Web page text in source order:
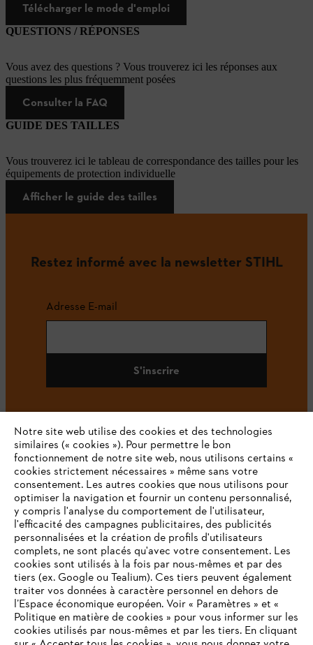
Télécharger le mode d'emploi
QUESTIONS / RÉPONSES
Vous avez des questions ? Vous trouverez ici les réponses aux
questions les plus fréquemment posées
Consulter la FAQ
GUIDE DES TAILLES
Vous trouverez ici le tableau de correspondance des tailles pour les
équipements de protection individuelle
Afficher le guide des tailles
Restez informé avec la newsletter STIHL
Adresse E-mail
S'inscrire
#STIHL
L'Entreprise
STIHL FAQ
Notre site web utilise des cookies et des technologies
similaires (« cookies »). Pour permettre le bon
fonctionnement de notre site web, nous utilisons certains «
cookies strictement nécessaires » même sans votre
consentement. Les autres cookies que nous utilisons pour
optimiser la navigation et fournir un contenu personnalisé,
y compris l'analyse du comportement de l'utilisateur,
l'efficacité des campagnes publicitaires, des publicités
personnalisées et la création de profils d'utilisateurs
complets, ne sont placés qu'avec votre consentement. Les
cookies sont utilisés à la fois par nous-mêmes et par des
tiers (ex. Google ou Tealium). Ces tiers peuvent également
traiter vos données à caractère personnel en dehors de
l’Espace économique européen. Voir « Paramètres » et «
Politique en matière de cookies » pour vous informer sur les
cookies utilisés par nous-mêmes et par les tiers. En cliquant